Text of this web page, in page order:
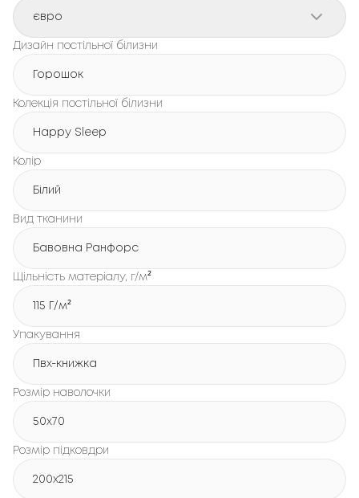
євро
Дизайн постільної білизни
Горошок
Колекція постільної білизни
Happy Sleep
Колір
Білий
Вид тканини
Бавовна Ранфорс
Щільність матеріалу, г/м²
115 Г/м²
Упакування
Пвх-книжка
Розмір наволочки
50x70
Розмір підковдри
200х215